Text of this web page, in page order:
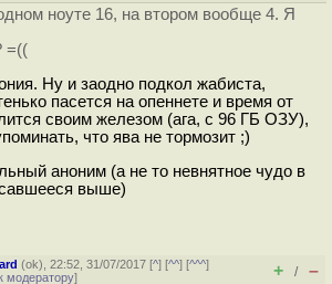
ноуте 16, на втором вообще 4. Я
=((
Ну и заодно подкол жабиста,
пасется на опеннете и время от
своим железом (ага, с 96 ГБ ОЗУ),
что ява не тормозит ;)
аноним (а не то невнятное чудо в
выше)
(ok), 22:52, 31/07/2017 [^] [^^] [^^^]
модератору] + / –